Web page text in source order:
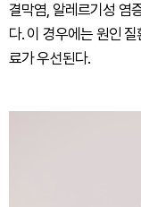
결막염, 알레르기성 염
다. 이 경우에는 원인
료가 우선된다.